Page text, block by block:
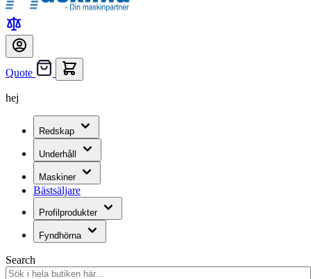
Quote
hej
Redskap
Underhåll
Maskiner
Bästsäljare
Profilprodukter
Fyndhörna
Search